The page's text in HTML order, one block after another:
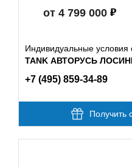
от 4 799 000
Индивидуальные условия
TANK АВТОРУСЬ
+7 (495) 859-34-89
Получить